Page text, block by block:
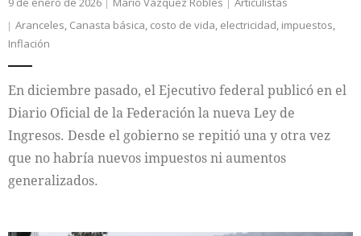
Aranceles, Canasta básica, costo de vida, electricidad, impuestos,
Inflación
En diciembre pasado, el Ejecutivo federal publicó en el
Diario Oficial de la Federación la nueva Ley de
Ingresos. Desde el gobierno se repitió una y otra vez
que no habría nuevos impuestos ni aumentos
generalizados.